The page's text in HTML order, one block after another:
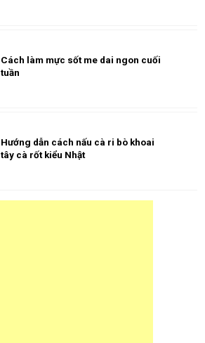
Cách làm mực sốt me dai ngon cuối
tuần
Hướng dẫn cách nấu cà ri bò khoai
tây cà rốt kiểu Nhật